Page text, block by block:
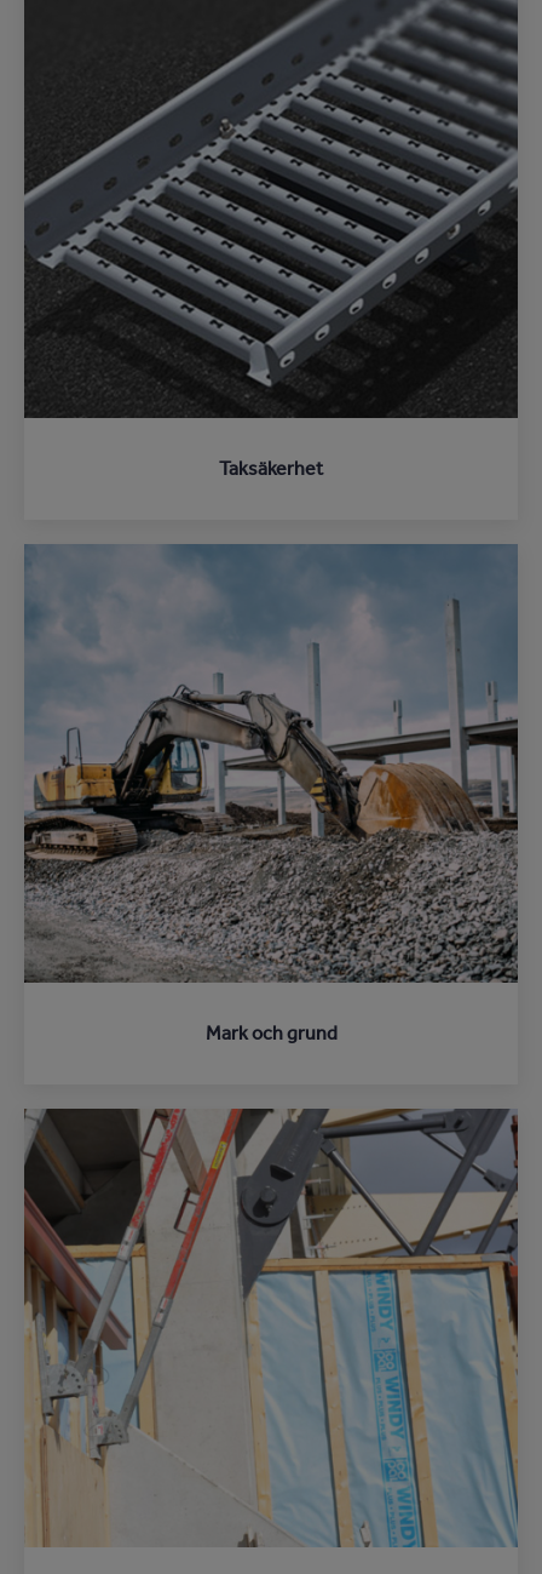
Taksäkerhet
Mark och grund